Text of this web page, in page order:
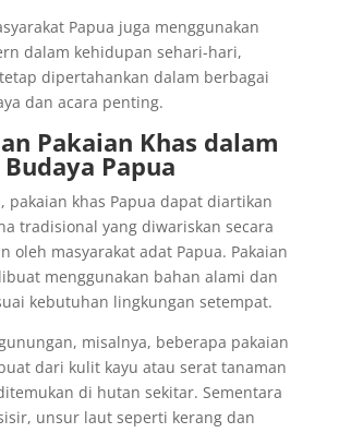
Papua juga menggunakan
dalam kehidupan sehari-hari,
dipertahankan dalam berbagai
dan acara penting.
Pakaian Khas dalam
Papua
pakaian khas Papua dapat diartikan
tradisional yang diwariskan secara
oleh masyarakat adat Papua. Pakaian
menggunakan bahan alami dan
kebutuhan lingkungan setempat.
misalnya, beberapa pakaian
dari kulit kayu atau serat tanaman
di hutan sekitar. Sementara
unsur laut seperti kerang dan